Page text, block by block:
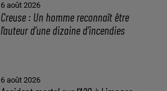
6 août 2026
Creuse : Un homme reconnaît être
l’auteur d’une dizaine d’incendies
6 août 2026